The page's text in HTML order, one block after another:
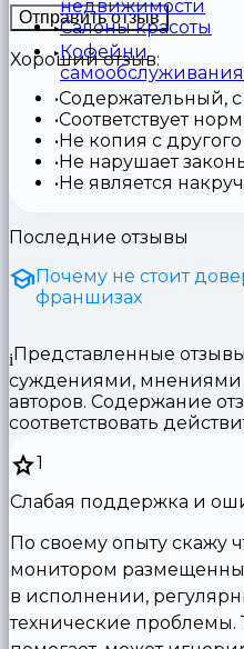
недвижимости
Салоны красоты
Кофейни
самообслуживания
Отправить отзыв
Хороший отзыв:
Содержательный,
Соответствует
Не копия с другого
Не нарушает
Не является
Последние отзывы
Почему не стоит
франшизах
Представленные
суждениями,
авторов. Содержание
соответствовать
1
Слабая поддержка и
По своему опыту скажу
монитором
в исполнении,
технические проблемы.